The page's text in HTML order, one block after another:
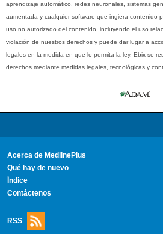
aprendizaje automático, redes neuronales, sistemas
aumentada y cualquier software que ingiera contenido
uso no autorizado del contenido, incluyendo el uso
violación de nuestros derechos y puede dar lugar a
legales en la medida en que lo permita la ley. Ebix se
derechos mediante medidas legales, tecnológicas y
Acerca de MedlinePlus
Qué hay de nuevo
Índice
Contáctenos
RSS